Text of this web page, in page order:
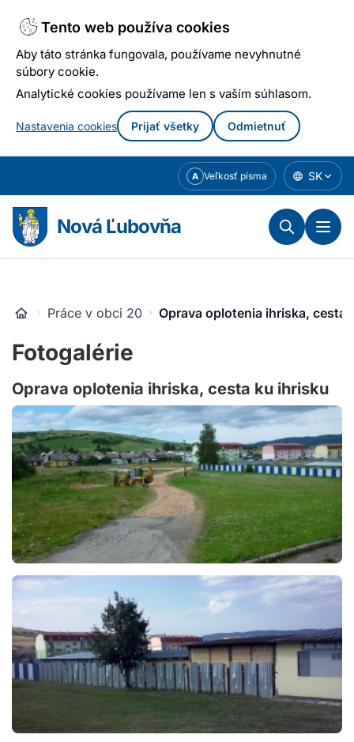
Tento web používa cookies
Aby táto stránka fungovala, používame nevyhnutné
súbory cookie.
Analytické cookies používame len s vaším súhlasom.
Nastavenia cookies Prijať všetky Odmietnuť
obsahu
A Veľkosť písma SK
Nová Ľubovňa
Práce v obci 2017 Oprava oplotenia ihriska, cesta
Fotogalérie
Oprava oplotenia ihriska, cesta ku ihrisku